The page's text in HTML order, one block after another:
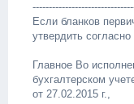
Если бланков
утвердить
Главное Во
бухгалтерском
от 27.02.2015 г.,